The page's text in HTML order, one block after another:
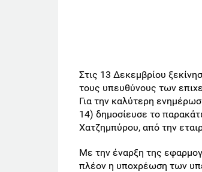
Στις 13 Δεκεμβρίου
τους υπευθύνους των
Για την καλύτερη
14) δημοσίευσε το
Χατζημπύρου, από την
Με την έναρξη της
πλέον η υποχρέωση των